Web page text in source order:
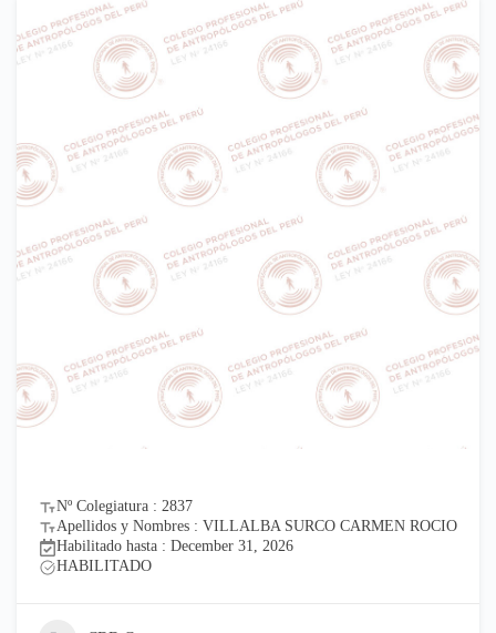
Nº Colegiatura : 2837
Apellidos y Nombres : VILLALBA SURCO CARMEN ROCIO
Habilitado hasta : December 31, 2026
HABILITADO